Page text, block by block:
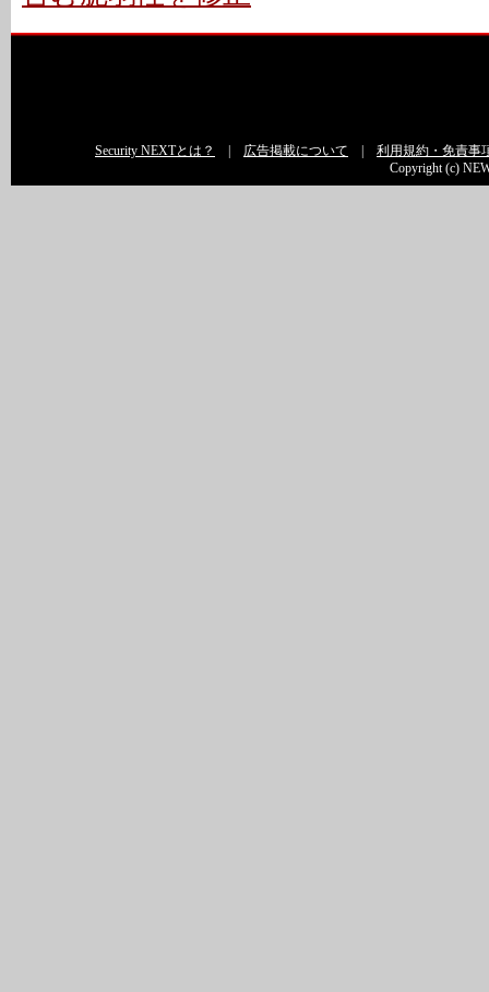
Security NEXTとは？ 広告掲載について
利用規約・免責事
Copyright (c)